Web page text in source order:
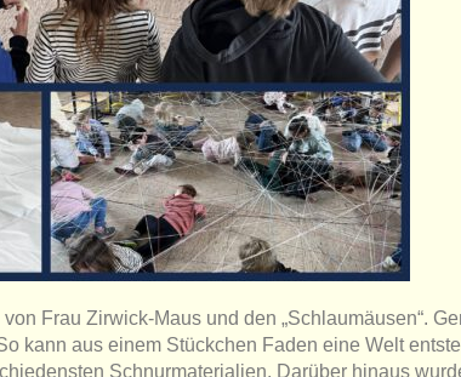
Frau Zirwick-Maus und den „Schlaumäusen“.
kann aus einem Stückchen Faden eine Welt
Schnurmaterialien. Darüber hinaus